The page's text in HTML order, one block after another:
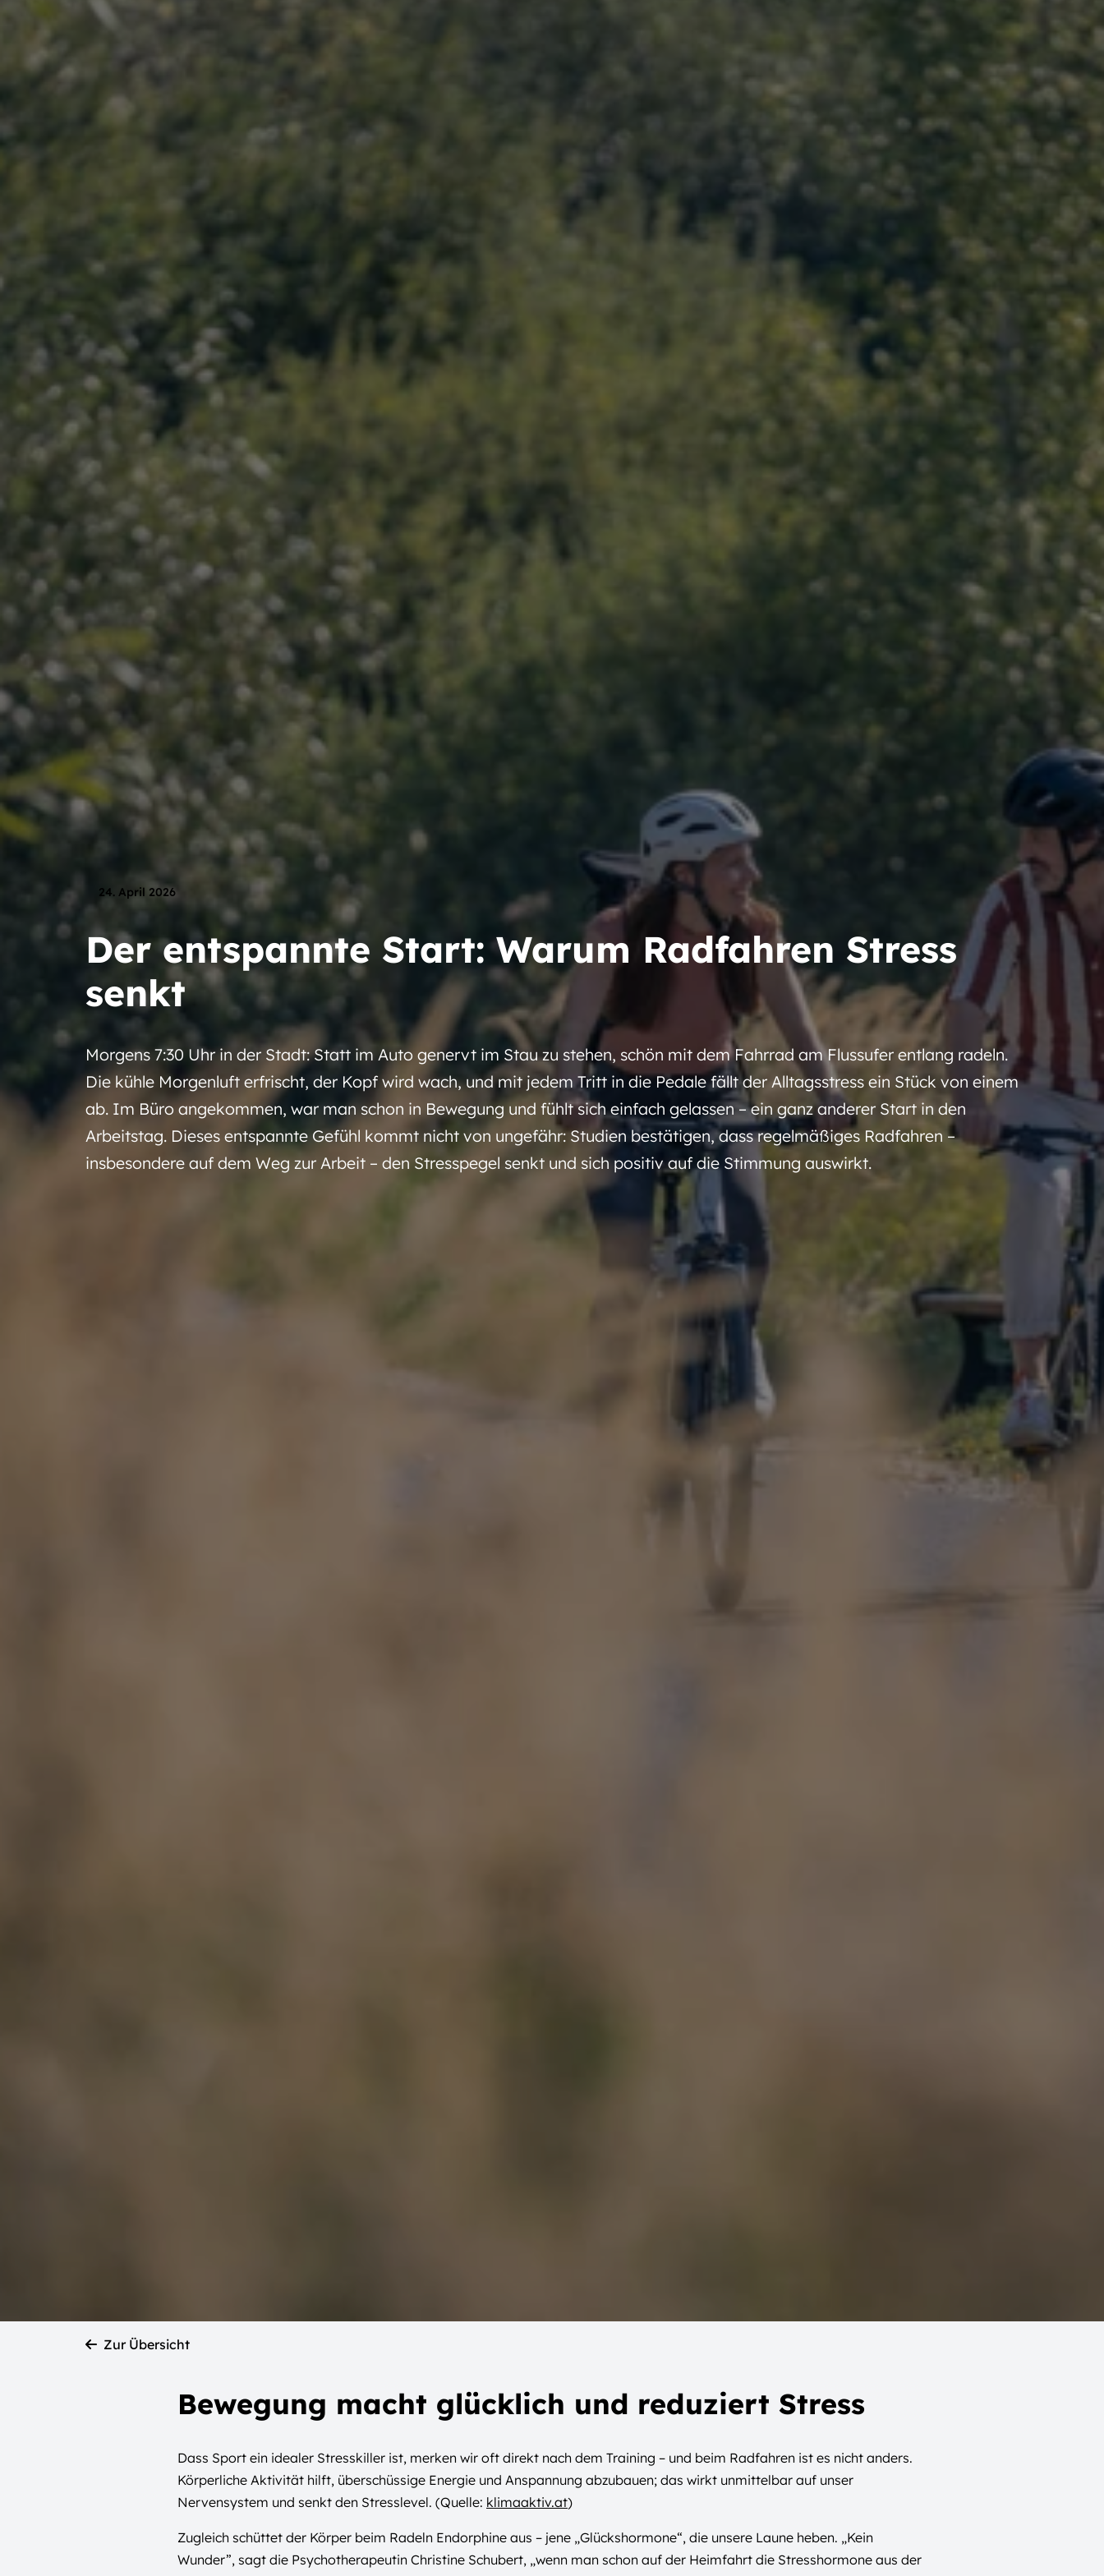
24. April 2026
Der entspannte Start: Warum Radfahren Stress
senkt
Morgens 7:30 Uhr in der Stadt: Statt im Auto genervt im Stau zu stehen, schön mit dem Fahrrad am Flussufer entlang radeln.
Die kühle Morgenluft erfrischt, der Kopf wird wach, und mit jedem Tritt in die Pedale fällt der Alltagsstress ein Stück von einem
ab. Im Büro angekommen, war man schon in Bewegung und fühlt sich einfach gelassen – ein ganz anderer Start in den
Arbeitstag. Dieses entspannte Gefühl kommt nicht von ungefähr: Studien bestätigen, dass regelmäßiges Radfahren –
insbesondere auf dem Weg zur Arbeit – den Stresspegel senkt und sich positiv auf die Stimmung auswirkt.
Zur Übersicht
Bewegung macht glücklich und reduziert Stress
Dass Sport ein idealer Stresskiller ist, merken wir oft direkt nach dem Training – und beim Radfahren ist es nicht anders.
Körperliche Aktivität hilft, überschüssige Energie und Anspannung abzubauen; das wirkt unmittelbar auf unser
Nervensystem und senkt den Stresslevel. (Quelle: klimaaktiv.at)
Zugleich schüttet der Körper beim Radeln Endorphine aus – jene „Glückshormone“, die unsere Laune heben. „Kein
Wunder”, sagt die Psychotherapeutin Christine Schubert, „wenn man schon auf der Heimfahrt die Stresshormone aus der